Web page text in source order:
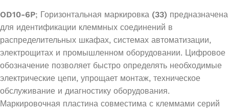
OD10-6P; Горизонтальная маркировка (33) предназначена
для идентификации клеммных соединений в
распределительных шкафах, системах автоматизации,
электрощитах и промышленном оборудовании. Цифровое
обозначение позволяет быстро определять необходимые
электрические цепи, упрощает монтаж, техническое
обслуживание и диагностику оборудования.
Маркировочная пластина совместима с клеммами серий